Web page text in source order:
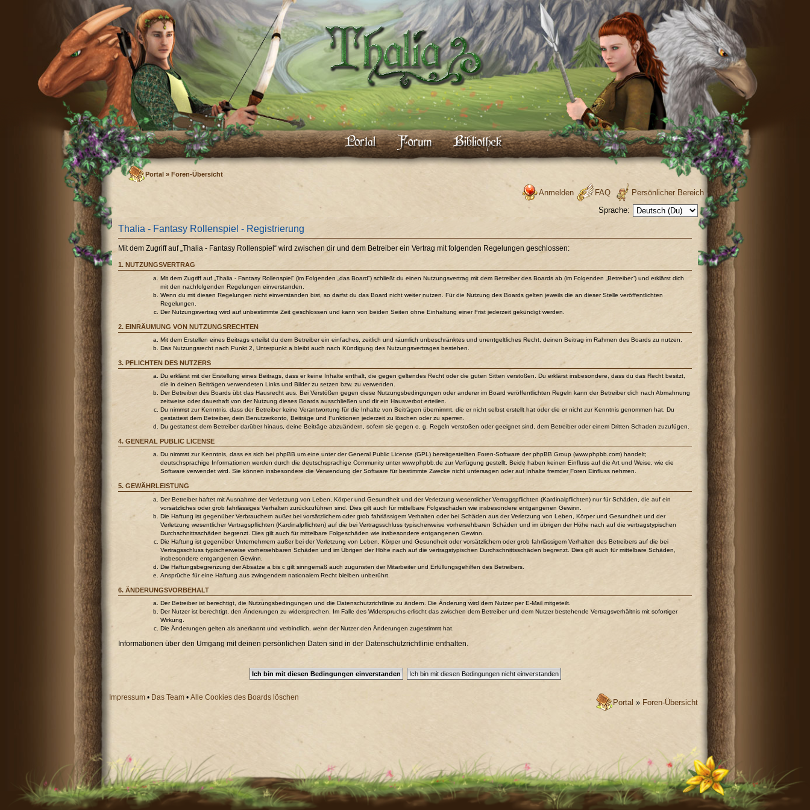
Portal » Foren-Übersicht
Persönlicher Bereich
FAQ
Anmelden
Sprache:
Thalia - Fantasy Rollenspiel - Registrierung
Mit dem Zugriff auf „Thalia - Fantasy Rollenspiel“ wird zwischen dir und dem Betreiber ein Vertrag mit folgenden Regelungen geschlossen:
1. NUTZUNGSVERTRAG
Mit dem Zugriff auf „Thalia - Fantasy Rollenspiel“ (im Folgenden „das Board“) schließt du einen Nutzungsvertrag mit dem Betreiber des Boards ab (im Folgenden „Betreiber“) und erklärst dich
mit den nachfolgenden Regelungen einverstanden.
Wenn du mit diesen Regelungen nicht einverstanden bist, so darfst du das Board nicht weiter nutzen. Für die Nutzung des Boards gelten jeweils die an dieser Stelle veröffentlichten
Regelungen.
Der Nutzungsvertrag wird auf unbestimmte Zeit geschlossen und kann von beiden Seiten ohne Einhaltung einer Frist jederzeit gekündigt werden.
2. EINRÄUMUNG VON NUTZUNGSRECHTEN
Mit dem Erstellen eines Beitrags erteilst du dem Betreiber ein einfaches, zeitlich und räumlich unbeschränktes und unentgeltliches Recht, deinen Beitrag im Rahmen des Boards zu nutzen.
Das Nutzungsrecht nach Punkt 2, Unterpunkt a bleibt auch nach Kündigung des Nutzungsvertrages bestehen.
3. PFLICHTEN DES NUTZERS
Du erklärst mit der Erstellung eines Beitrags, dass er keine Inhalte enthält, die gegen geltendes Recht oder die guten Sitten verstoßen. Du erklärst insbesondere, dass du das Recht besitzt,
die in deinen Beiträgen verwendeten Links und Bilder zu setzen bzw. zu verwenden.
Der Betreiber des Boards übt das Hausrecht aus. Bei Verstößen gegen diese Nutzungsbedingungen oder anderer im Board veröffentlichten Regeln kann der Betreiber dich nach Abmahnung
zeitweise oder dauerhaft von der Nutzung dieses Boards ausschließen und dir ein Hausverbot erteilen.
Du nimmst zur Kenntnis, dass der Betreiber keine Verantwortung für die Inhalte von Beiträgen übernimmt, die er nicht selbst erstellt hat oder die er nicht zur Kenntnis genommen hat. Du
gestattest dem Betreiber, dein Benutzerkonto, Beiträge und Funktionen jederzeit zu löschen oder zu sperren.
Du gestattest dem Betreiber darüber hinaus, deine Beiträge abzuändern, sofern sie gegen o. g. Regeln verstoßen oder geeignet sind, dem Betreiber oder einem Dritten Schaden zuzufügen.
4. GENERAL PUBLIC LICENSE
Du nimmst zur Kenntnis, dass es sich bei phpBB um eine unter der General Public License (GPL) bereitgestellten Foren-Software der phpBB Group (www.phpbb.com) handelt;
deutschsprachige Informationen werden durch die deutschsprachige Community unter www.phpbb.de zur Verfügung gestellt. Beide haben keinen Einfluss auf die Art und Weise, wie die
Software verwendet wird. Sie können insbesondere die Verwendung der Software für bestimmte Zwecke nicht untersagen oder auf Inhalte fremder Foren Einfluss nehmen.
5. GEWÄHRLEISTUNG
Der Betreiber haftet mit Ausnahme der Verletzung von Leben, Körper und Gesundheit und der Verletzung wesentlicher Vertragspflichten (Kardinalpflichten) nur für Schäden, die auf ein
vorsätzliches oder grob fahrlässiges Verhalten zurückzuführen sind. Dies gilt auch für mittelbare Folgeschäden wie insbesondere entgangenen Gewinn.
Die Haftung ist gegenüber Verbrauchern außer bei vorsätzlichem oder grob fahrlässigem Verhalten oder bei Schäden aus der Verletzung von Leben, Körper und Gesundheit und der
Verletzung wesentlicher Vertragspflichten (Kardinalpflichten) auf die bei Vertragsschluss typischerweise vorhersehbaren Schäden und im übrigen der Höhe nach auf die vertragstypischen
Durchschnittsschäden begrenzt. Dies gilt auch für mittelbare Folgeschäden wie insbesondere entgangenen Gewinn.
Die Haftung ist gegenüber Unternehmern außer bei der Verletzung von Leben, Körper und Gesundheit oder vorsätzlichem oder grob fahrlässigem Verhalten des Betreibers auf die bei
Vertragsschluss typischerweise vorhersehbaren Schäden und im Übrigen der Höhe nach auf die vertragstypischen Durchschnittsschäden begrenzt. Dies gilt auch für mittelbare Schäden,
insbesondere entgangenen Gewinn.
Die Haftungsbegrenzung der Absätze a bis c gilt sinngemäß auch zugunsten der Mitarbeiter und Erfüllungsgehilfen des Betreibers.
Ansprüche für eine Haftung aus zwingendem nationalem Recht bleiben unberührt.
6. ÄNDERUNGSVORBEHALT
Der Betreiber ist berechtigt, die Nutzungsbedingungen und die Datenschutzrichtlinie zu ändern. Die Änderung wird dem Nutzer per E-Mail mitgeteilt.
Der Nutzer ist berechtigt, den Änderungen zu widersprechen. Im Falle des Widerspruchs erlischt das zwischen dem Betreiber und dem Nutzer bestehende Vertragsverhältnis mit sofortiger
Wirkung.
Die Änderungen gelten als anerkannt und verbindlich, wenn der Nutzer den Änderungen zugestimmt hat.
Informationen über den Umgang mit deinen persönlichen Daten sind in der Datenschutzrichtlinie enthalten.
Portal » Foren-Übersicht
Impressum • Das Team •Alle Cookies des Boards löschen